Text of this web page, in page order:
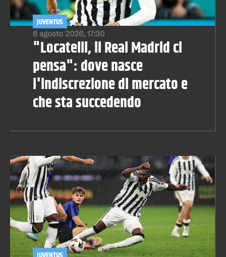
8 agosto 2026, 17:30
JUVENTUS
"Locatelli, il Real Madrid ci
pensa": dove nasce
l'indiscrezione di mercato e
che sta succedendo